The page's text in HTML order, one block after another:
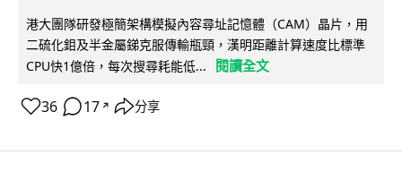
港大團隊研發極簡架構模擬內容尋址記憶體（CAM）晶片，用
二硫化鉬及半金屬銻克服傳輸瓶頸，漢明距離計算速度比標準
CPU快1億倍，每次搜尋耗能低...
閱讀全文
36 17 ↗ 分享